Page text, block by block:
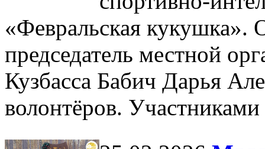
«Февральская кукушка».
председатель местной
Кузбасса Бабич Дарья
волонтёров. Участниками